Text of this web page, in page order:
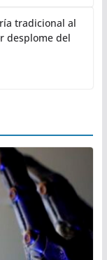
tradicional al
desplome del